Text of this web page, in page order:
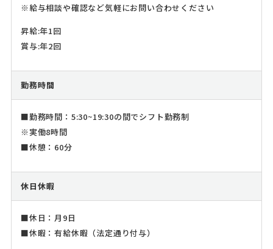
※給与相談や確認など気軽にお問い合わせください
昇給:年1回
賞与:年2回
勤務時間
■勤務時間：5:30~19:30の間でシフト勤務制
※実働8時間
■休憩：60分
休日休暇
■休日：月9日
■休暇：有給休暇（法定通り付与）